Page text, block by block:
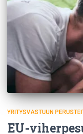
YRITYSVASTUUN
EU-